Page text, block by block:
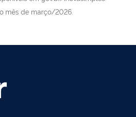
mês de março/2026.